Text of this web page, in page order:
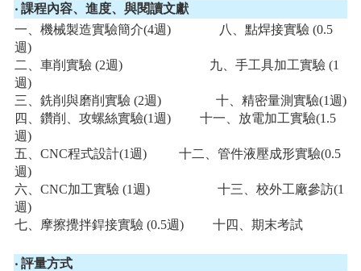
‧ 課程內容、進度、與閱讀文獻
一、機械製造實驗簡介(4週) 八、點焊接實驗 (0.5
週)
二、車削實驗 (2週) 九、手工具加工實驗 (1
週)
三、銑削與磨削實驗 (2週) 十、精密量測實驗(1週)
四、鑽削、攻螺絲實驗(1週) 十一、放電加工實驗(1.5
週)
五、CNC程式設計(1週) 十二、管件液壓成形實驗(0.5
週)
六、CNC加工實驗 (1週) 十三、校外工廠參訪(1
週)
七、摩擦攪拌銲接實驗 (0.5週) 十四、期末考試
‧ 評量方式